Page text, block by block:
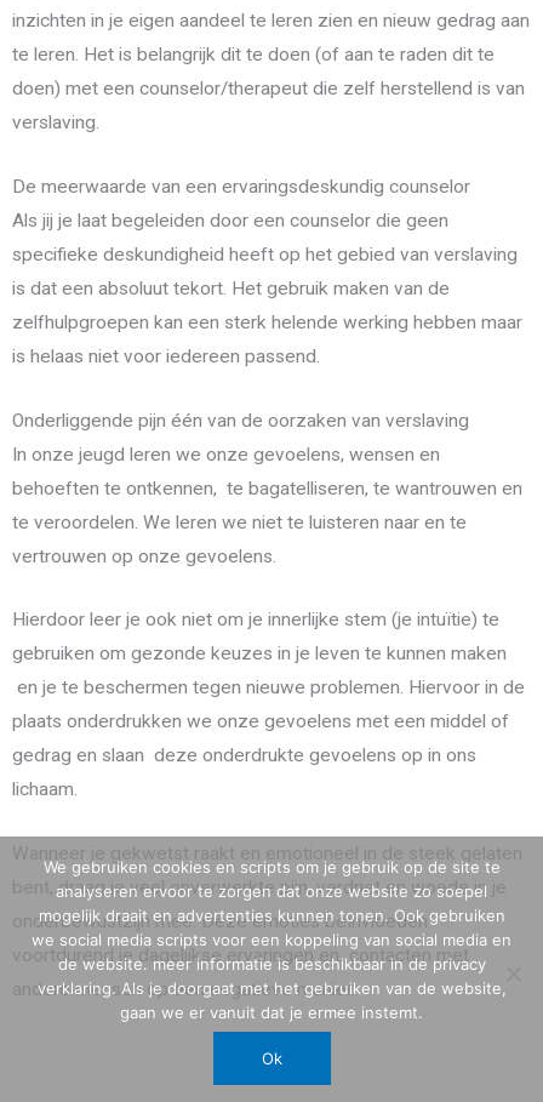
inzichten in je eigen aandeel te leren zien en nieuw gedrag aan
te leren. Het is belangrijk dit te doen (of aan te raden dit te
doen) met een counselor/therapeut die zelf herstellend is van
verslaving.
De meerwaarde van een ervaringsdeskundig counselor
Als jij je laat begeleiden door een counselor die geen
specifieke deskundigheid heeft op het gebied van verslaving
is dat een absoluut tekort. Het gebruik maken van de
zelfhulpgroepen kan een sterk helende werking hebben maar
is helaas niet voor iedereen passend.
Onderliggende pijn één van de oorzaken van verslaving
In onze jeugd leren we onze gevoelens, wensen en
behoeften te ontkennen, te bagatelliseren, te wantrouwen en
te veroordelen. We leren we niet te luisteren naar en te
vertrouwen op onze gevoelens.
Hierdoor leer je ook niet om je innerlijke stem (je intuïtie) te
gebruiken om gezonde keuzes in je leven te kunnen maken
en je te beschermen tegen nieuwe problemen. Hiervoor in de
plaats onderdrukken we onze gevoelens met een middel of
gedrag en slaan deze onderdrukte gevoelens op in ons
lichaam.
Wanneer je gekwetst raakt en emotioneel in de steek gelaten
bent, draag je veel onverwerkte pijn, verdriet en woede in je
onderbewustzijn mee. Deze emoties beïnvloeden
voortdurend je dagelijkse ervaringen en contacten met
andere mensen op een negatieve manier.
We gebruiken cookies en scripts om je gebruik op de site te
analyseren ervoor te zorgen dat onze website zo soepel
mogelijk draait en advertenties kunnen tonen. Ook gebruiken
we social media scripts voor een koppeling van social media en
de website. meer informatie is beschikbaar in de privacy
verklaring. Als je doorgaat met het gebruiken van de website,
gaan we er vanuit dat je ermee instemt.
Ok